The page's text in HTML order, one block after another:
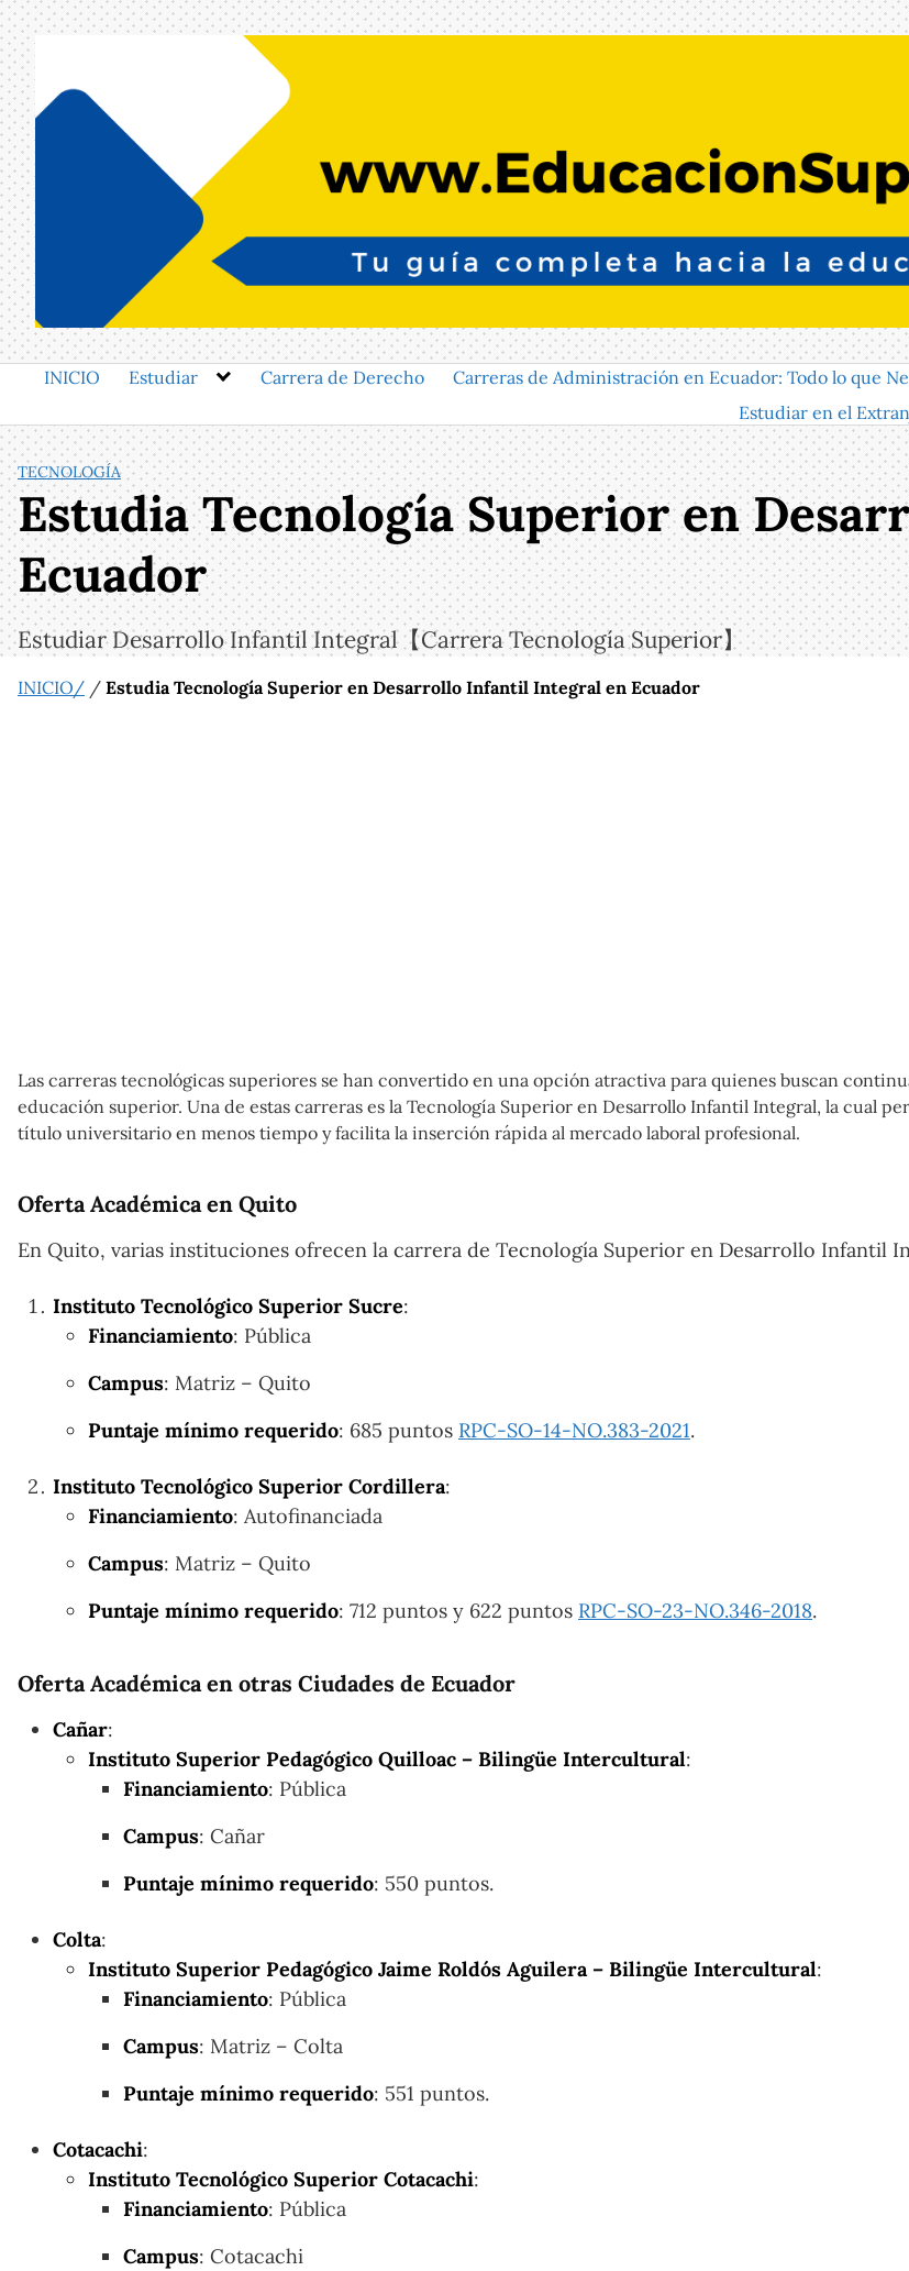
Saltar
al
contenido
INICIO Estudiar Carrera de Derecho Carreras de Administración en Ecuador: Todo lo que
Estudiar en el
TECNOLOGÍA
Estudia Tecnología Superior en
Ecuador
Estudiar Desarrollo Infantil Integral【Carrera Tecnología Superior】
INICIO/ / Estudia Tecnología Superior en Desarrollo Infantil Integral en Ecuador
Las carreras tecnológicas superiores se han convertido en una opción atractiva para quienes buscan
educación superior. Una de estas carreras es la Tecnología Superior en Desarrollo Infantil Integral, la cual
título universitario en menos tiempo y facilita la inserción rápida al mercado laboral profesional.
Oferta Académica en Quito
En Quito, varias instituciones ofrecen la carrera de Tecnología Superior en Desarrollo Infantil
Instituto Tecnológico Superior Sucre:
Financiamiento: Pública
Campus: Matriz – Quito
Puntaje mínimo requerido: 685 puntos RPC-SO-14-NO.383-2021​.
Instituto Tecnológico Superior Cordillera:
Financiamiento: Autofinanciada
Campus: Matriz – Quito
Puntaje mínimo requerido: 712 puntos y 622 puntos ​ RPC-SO-23-NO.346-2018.
Oferta Académica en otras Ciudades de Ecuador
Cañar:
Instituto Superior Pedagógico Quilloac – Bilingüe Intercultural:
Financiamiento: Pública
Campus: Cañar
Puntaje mínimo requerido: 550 puntos.
Colta:
Instituto Superior Pedagógico Jaime Roldós Aguilera – Bilingüe Intercultural:
Financiamiento: Pública
Campus: Matriz – Colta
Puntaje mínimo requerido: 551 puntos.
Cotacachi:
Instituto Tecnológico Superior Cotacachi:
Financiamiento: Pública
Campus: Cotacachi